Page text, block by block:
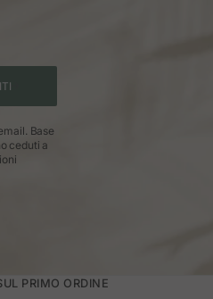
Base
ceduti a
PRIMO ORDINE